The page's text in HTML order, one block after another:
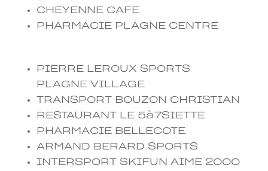
CHEYENNE CAFE
PHARMACIE PLAGNE CENTRE
PIERRE LEROUX SPORTS
PLAGNE VILLAGE
TRANSPORT BOUZON CHRISTIAN
RESTAURANT LE 5à7SIETTE
PHARMACIE BELLECOTE
ARMAND BERARD SPORTS
INTERSPORT SKIFUN AIME 2000